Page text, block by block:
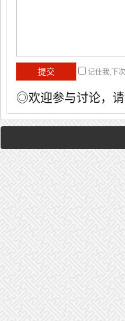
记住我,下
◎欢迎参与讨论，